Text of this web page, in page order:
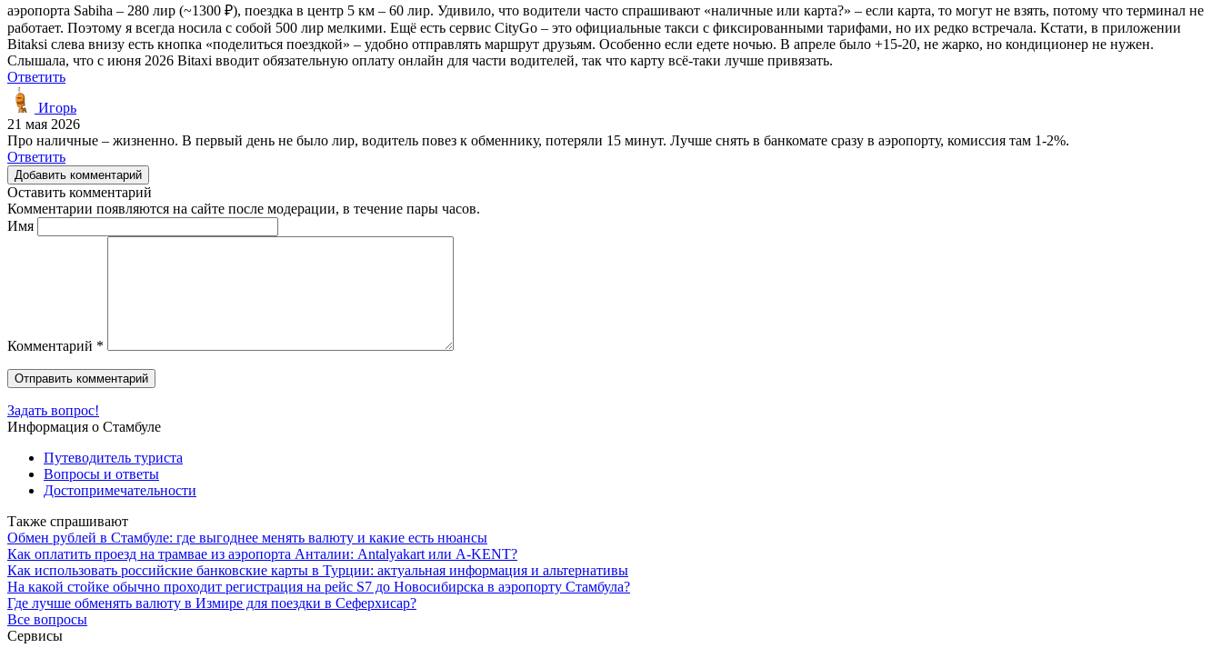
аэропорта Sabiha – 280 лир (~1300 ₽), поездка в центр 5 км – 60 лир. Удивило, что водители часто спрашивают «наличные или карта?» – если карта, то могут не взять, потому что терминал не
работает. Поэтому я всегда носила с собой 500 лир мелкими. Ещё есть сервис CityGo – это официальные такси с фиксированными тарифами, но их редко встречала. Кстати, в приложении
Bitaksi слева внизу есть кнопка «поделиться поездкой» – удобно отправлять маршрут друзьям. Особенно если едете ночью. В апреле было +15-20, не жарко, но кондиционер не нужен.
Слышала, что с июня 2026 Bitaxi вводит обязательную оплату онлайн для части водителей, так что карту всё-таки лучше привязать.
Ответить
Игорь
21 мая 2026
Про наличные – жизненно. В первый день не было лир, водитель повез к обменнику, потеряли 15 минут. Лучше снять в банкомате сразу в аэропорту, комиссия там 1-2%.
Ответить
Добавить комментарий
Оставить комментарий
Комментарии появляются на сайте после модерации, в течение пары часов.
Имя
Комментарий *
Задать вопрос!
Информация о Стамбуле
Путеводитель туриста
Вопросы и ответы
Достопримечательности
Также спрашивают
Обмен рублей в Стамбуле: где выгоднее менять валюту и какие есть нюансы
Как оплатить проезд на трамвае из аэропорта Анталии: Antalyakart или A-KENT?
Как использовать российские банковские карты в Турции: актуальная информация и альтернативы
На какой стойке обычно проходит регистрация на рейс S7 до Новосибирска в аэропорту Стамбула?
Где лучше обменять валюту в Измире для поездки в Сеферхисар?
Все вопросы
Сервисы